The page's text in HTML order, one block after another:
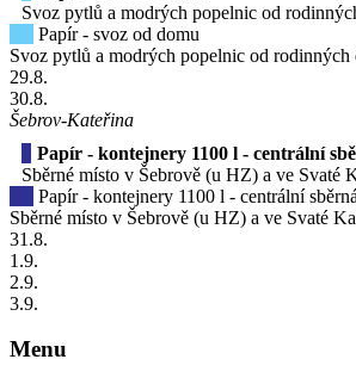
Svoz pytlů a modrých popelnic od
Papír - svoz od domu
Svoz pytlů a modrých popelnic od rodinných
29.8.
30.8.
Šebrov-Kateřina
Papír - kontejnery 1100 l - centrální
Sběrné místo v Šebrově (u HZ) a ve Svaté
Papír - kontejnery 1100 l - centrální
Sběrné místo v Šebrově (u HZ) a ve Svaté
31 .8.
1 .9.
2.9.
3.9.
Menu